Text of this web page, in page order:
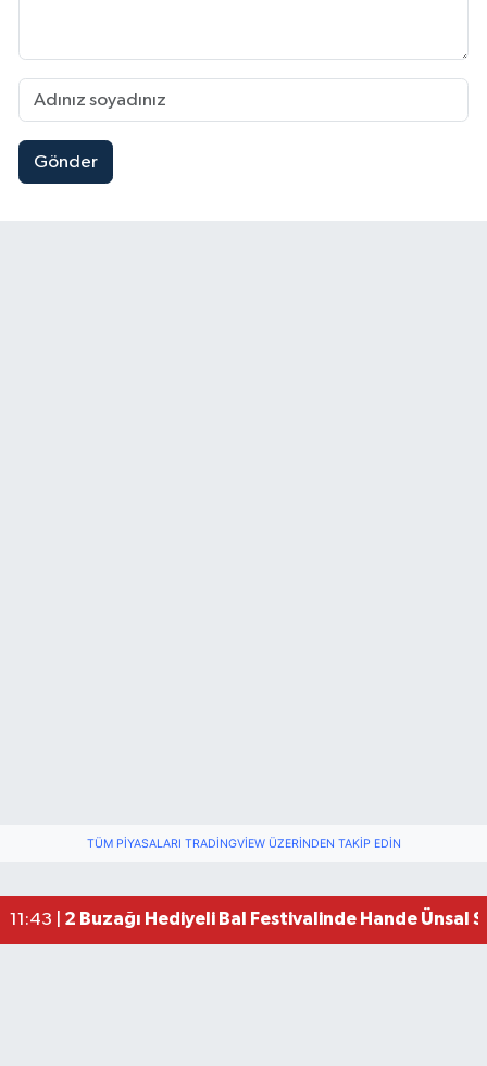
Gönder
TÜM PIYASALARI TRADINGVIEW ÜZERINDEN TAKIP EDIN
11:43 | 2 Buzağı Hediyeli Bal Festivalinde Hande Ünsal